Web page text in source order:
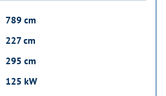
789 cm
227 cm
295 cm
125 kW